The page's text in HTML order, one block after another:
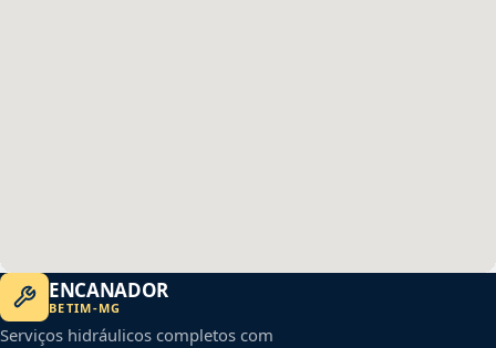
ENCANADOR
BETIM-MG
Serviços hidráulicos completos com